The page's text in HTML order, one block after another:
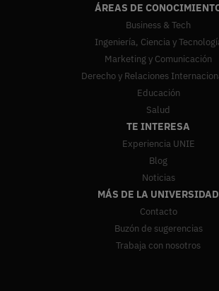
ÁREAS DE
Business & Tech
Ingeniería, Ciencia y
Marketing y Comunicación
Derecho y Relaciones
Educación
Salud
TE INTERESA
Experiencia UNIE
Blog
Noticias
MÁS DE LA UNIVERSIDAD
Contacto
Buzón de sugerencias
Trabaja con nosotros